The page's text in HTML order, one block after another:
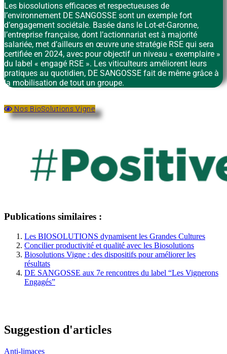
Les biosolutions efficaces et respectueuses de
l’environnement DE SANGOSSE sont un exemple fort
d’engagement sociétale. Basée dans le Lot-et-Garonne,
l’entreprise française, dont l’actionnariat est à majorité
salariée, met d’ailleurs en œuvre une stratégie RSE qui sera
certifiée en 2024, avec pour objectif un niveau « exemplaire »
du label « engagé RSE ». Les viticulteurs améliorent leurs
pratiques au quotidien, DE SANGOSSE fait de même grâce à
la mobilisation de tout un groupe.
Nos BioSolutions Vigne
Publications similaires :
Les BIOSOLUTIONS dynamisent les Grandes Cultures
Concilier productivité et qualité avec les Biosolutions
Biosolutions Vigne : des dispositifs pour améliorer les
résultats
DE SANGOSSE aux 7e rencontres du label “Les Vignerons
Engagés”
Suggestion d'articles
Anti-limaces